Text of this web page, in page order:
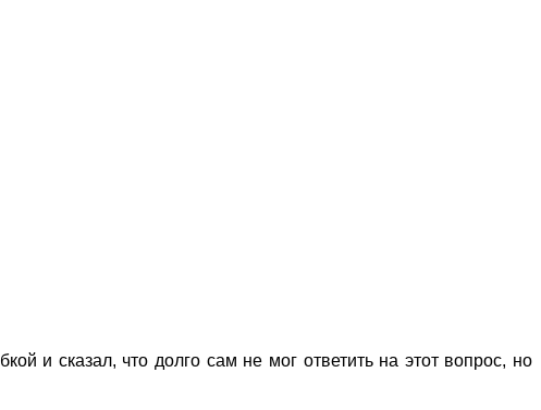
и сказал, что долго сам не мог ответить на этот вопрос, но